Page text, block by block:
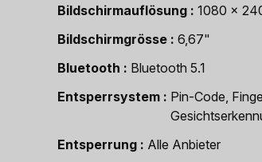
Bildschirmauflösung
1080 x
Bildschirmgrösse
6,67"
Bluetooth
Bluetooth 5.1
Entsperrsystem
Pin-Code,
Entsperrung
Alle Anbieter